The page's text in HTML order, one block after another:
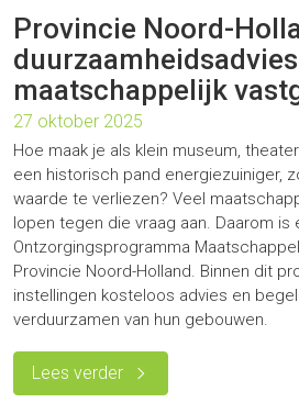
Provincie Noord-
duurzaamheidsadvies
maatschappelijk
27 oktober 2025
Hoe maak je als klein museum,
een historisch pand energiezuiniger,
waarde te verliezen? Veel
lopen tegen die vraag aan. Daarom is
Ontzorgingsprogramma
Provincie Noord-Holland. Binnen dit
instellingen kosteloos advies en
verduurzamen van hun gebouwen.
Lees verder